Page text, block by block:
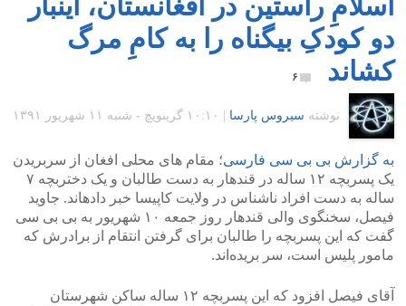
دو کودکِ بیگناه را به کامِ مرگ
کشاند
۶
نوشته سیروس پارسا ۱۰:۱۰ گرينويچ - شنبه ۱۱ شهریور ۱۳۹۱
به گزارش بی بی سی فارسی؛ مقام‌ های محلی افغان از سربریدن
یک پسربچه ۱۲ ساله در قندهار به دست طالبان و یک دختربچه ۷
ساله به دست افراد ناشناس در ولایت کاپیسا خبر داده‎اند. جاوید
فیصل، سخنگوی والی قندهار روز جمعه ۱۰ شهریور به بی‌ بی‌ سی
گفت که این پسربچه را طالبان برای گرفتن انتقام از برادرش که
مامور پلیس است، سر بریده‌اند.
آقای فیصل افزود که این پسربچه ۱۲ ساله ساکن شهرستان